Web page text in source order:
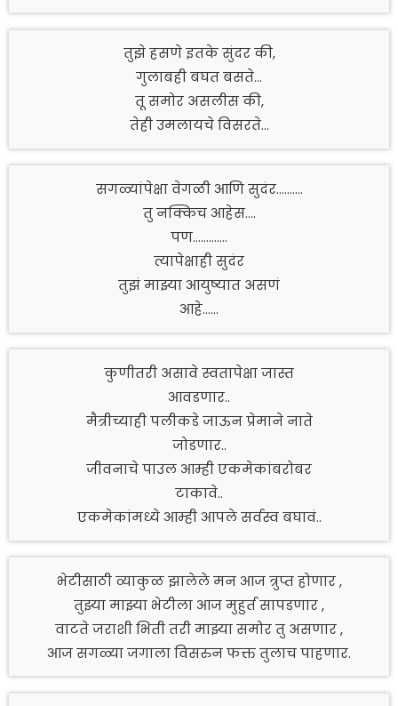
तुझे हसणे इतके सुंदर की,
गुलाबही बघत बसते…
तू समोर असलीस की,
तेही उमलायचे विसरते…
सगळ्यांपेक्षा वेगळी आणि सुदंर……….
तु नक्किच आहेस….
पण………….
त्यापेक्षाही सुदंर
तुझं माझ्या आयुष्यात असणं
आहे……
कुणीतरी असावे स्वतापेक्षा जास्त
आवडणार..
मैत्रीच्याही पलीकडे जाऊन प्रेमाने नाते
जोडणार..
जीवनाचे पाउल आम्ही एकमेकांबरोबर
टाकावे..
एकमेकांमध्ये आम्ही आपले सर्वस्व बघावं..
भेटीसाठी व्याकुळ झालेले मन आज त्रुप्त होणार ,
तुझ्या माझ्या भेटीला आज मुहुर्त सापडणार ,
वाटते जराशी भिती तरी माझ्या समोर तु असणार ,
आज सगळ्या जगाला विसरुन फक्त तुलाच पाहणार.